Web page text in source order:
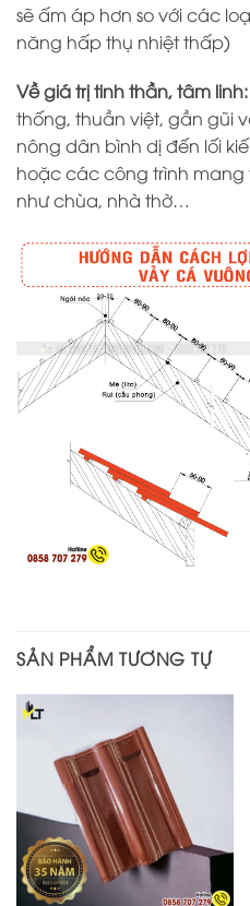
sẽ ấm áp hơn so với các
năng hấp thụ nhiệt thấp)
Về giá trị tinh thần, tâm linh:
thống, thuần việt, gần gũi
nông dân bình dị đến lối
hoặc các công trình mang
như chùa, nhà thờ…
SẢN PHẨM TƯƠNG TỰ